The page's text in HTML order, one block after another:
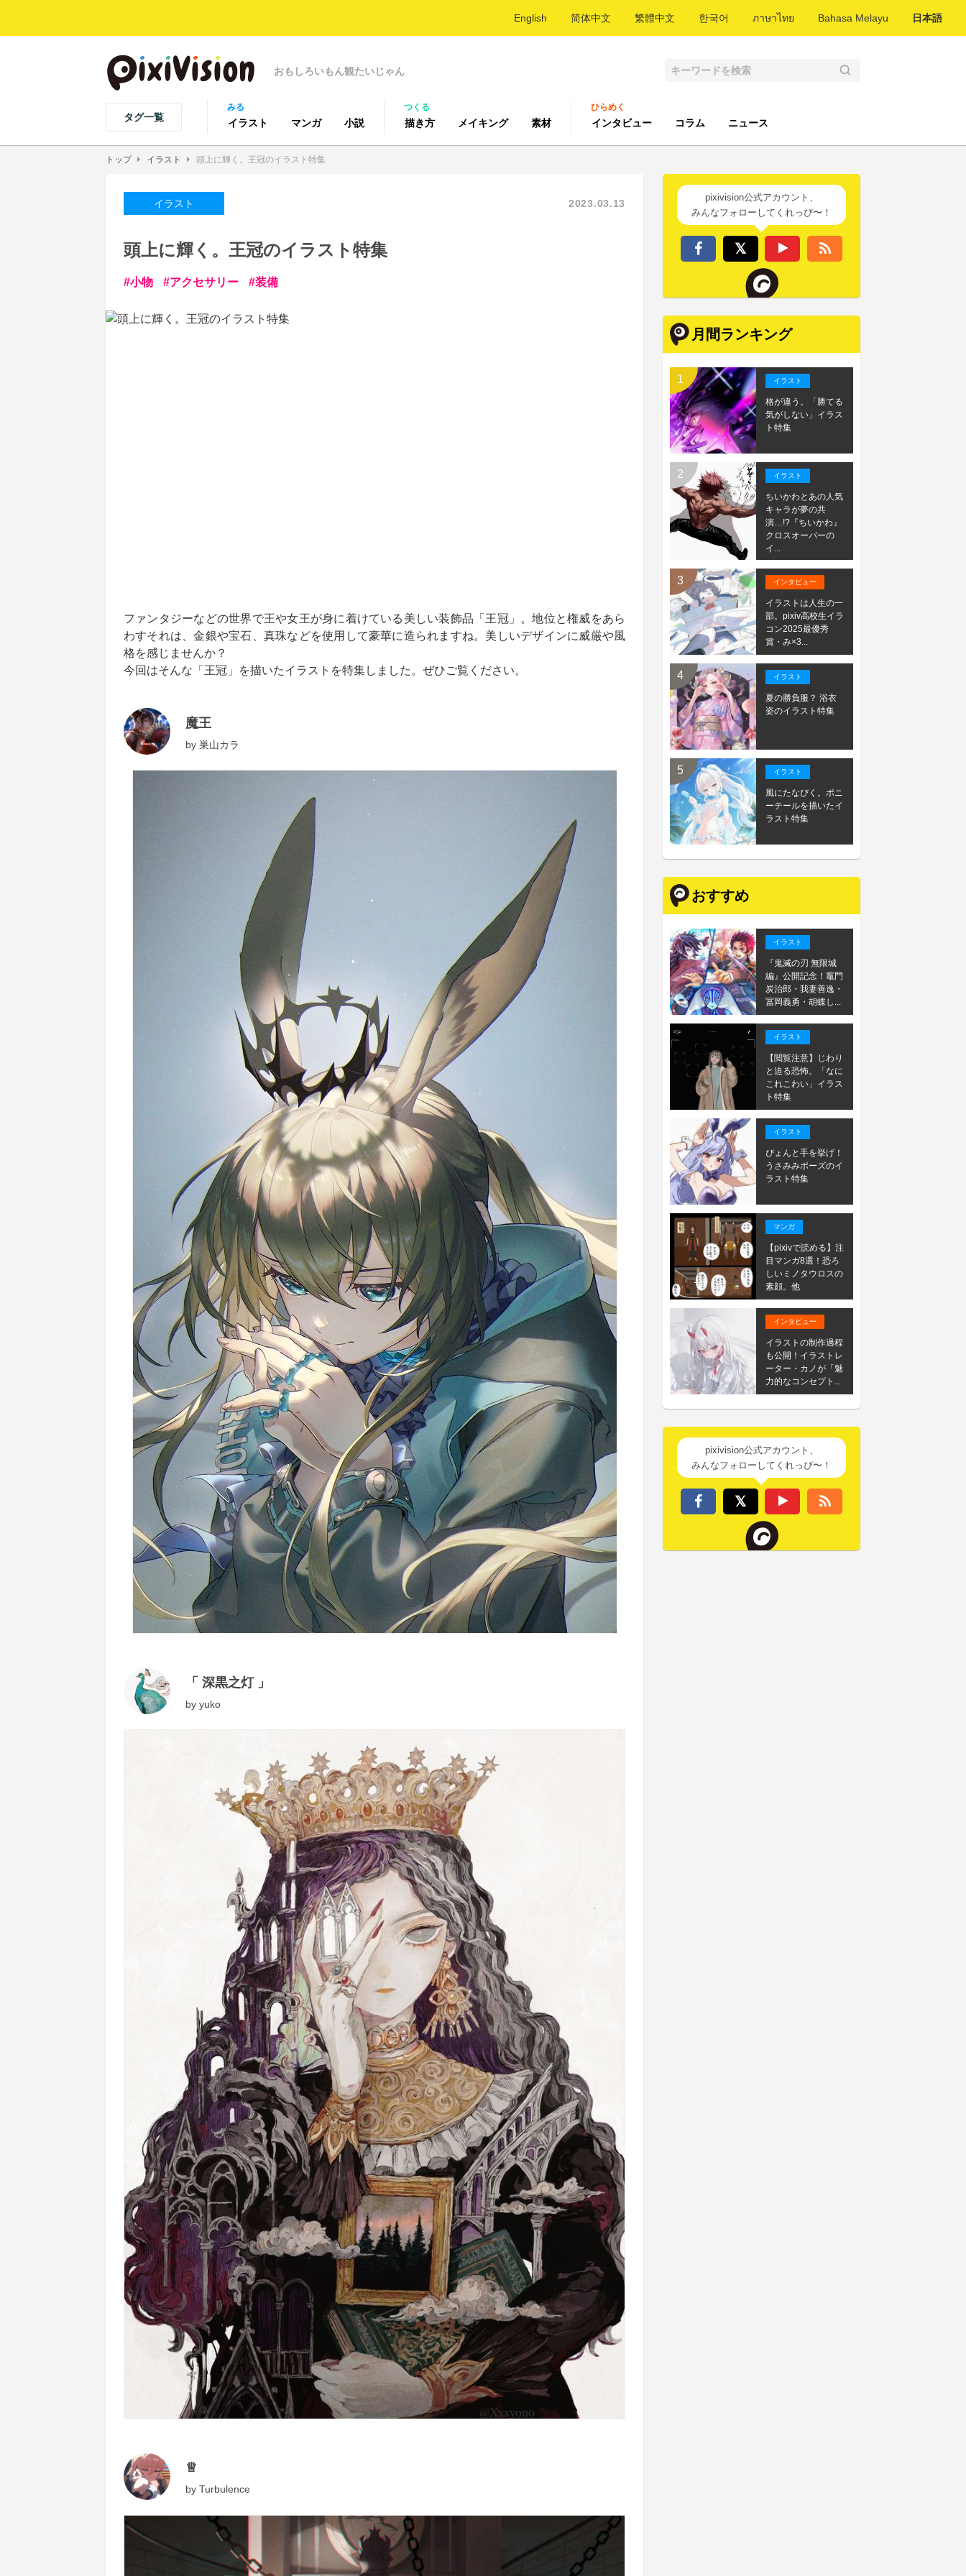
English 简体中文 繁體中文 한국어 ภาษาไทย Bahasa Melayu 日本語
おもしろいもん観たいじゃん
タグ一覧
みる
イラスト マンガ 小説
つくる
描き方 メイキング 素材
ひらめく
インタビュー コラム ニュース
トップ イラスト 頭上に輝く。王冠のイラスト特集
イラスト 2023.03.13
頭上に輝く。王冠のイラスト特集
小物 アクセサリー 装備
ファンタジーなどの世界で王や女王が身に着けている美しい装飾品「王冠」。地位と権威をあら
わすそれは、金銀や宝石、真珠などを使用して豪華に造られますね。美しいデザインに威厳や風
格を感じませんか？
今回はそんな「王冠」を描いたイラストを特集しました。ぜひご覧ください。
魔王
by 巣山カラ
「 深黒之灯 」
by yuko
♕
by Turbulence
pixivision公式アカウント、
みんなフォローしてくれっぴ〜！
月間ランキング
イラスト
格が違う。「勝てる
気がしない」イラス
ト特集
イラスト
ちいかわとあの人気
キャラが夢の共
演…!?『ちいかわ』
クロスオーバーの
イ...
インタビュー
イラストは人生の一
部。pixiv高校生イラ
コン2025最優秀
賞・み×3...
イラスト
夏の勝負服？ 浴衣
姿のイラスト特集
イラスト
風にたなびく。ポニ
ーテールを描いたイ
ラスト特集
おすすめ
イラスト
『鬼滅の刃 無限城
編』公開記念！竈門
炭治郎・我妻善逸・
冨岡義勇・胡蝶し...
イラスト
【閲覧注意】じわり
と迫る恐怖。「なに
これこわい」イラス
ト特集
イラスト
ぴょんと手を挙げ！
うさみみポーズのイ
ラスト特集
マンガ
【pixivで読める】注
目マンガ8選！恐ろ
しいミノタウロスの
素顔。他
インタビュー
イラストの制作過程
も公開！イラストレ
ーター・カノが「魅
力的なコンセプト...
pixivision公式アカウント、
みんなフォローしてくれっぴ〜！